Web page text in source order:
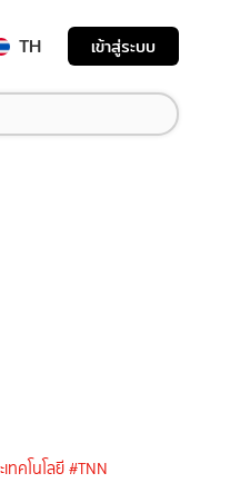
TH เข้าสู่ระบบ
ทคโนโลยี #TNN